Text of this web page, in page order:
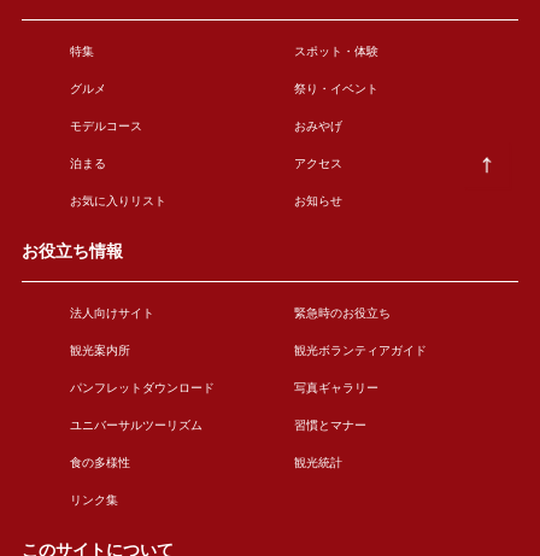
特集 スポット・体験
グルメ 祭り・イベント
モデルコース おみやげ
泊まる アクセス
お気に入りリスト お知らせ
お役立ち情報
法人向けサイト 緊急時のお役立ち
観光案内所 観光ボランティアガイド
パンフレットダウンロード 写真ギャラリー
ユニバーサルツーリズム 習慣とマナー
食の多様性 観光統計
リンク集
このサイトについて